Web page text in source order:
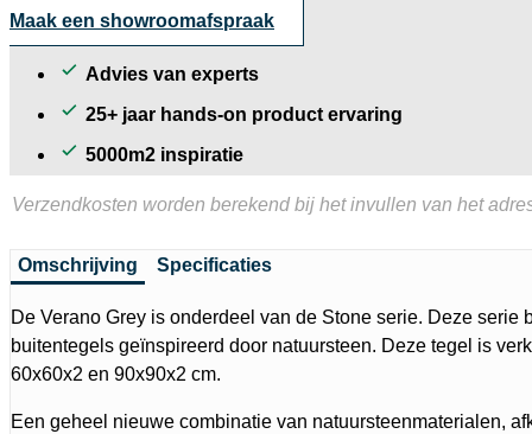
Maak een showroomafspraak
Advies van experts
25+ jaar hands-on product ervaring
5000m2 inspiratie
Verzendkosten worden berekend bij het invullen van het
Omschrijving Specificaties
De Verano Grey is onderdeel van de Stone serie. Deze serie
buitentegels geïnspireerd door natuursteen. Deze tegel is
60x60x2 en 90x90x2 cm.
Een geheel nieuwe combinatie van natuursteenmaterialen,